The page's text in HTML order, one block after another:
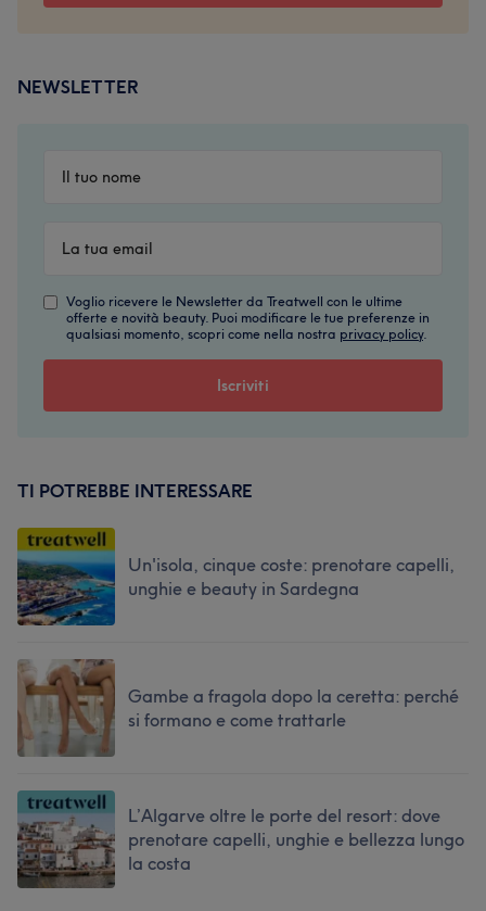
NEWSLETTER
Voglio ricevere le Newsletter da Treatwell con le ultime
offerte e novità beauty. Puoi modificare le tue preferenze in
qualsiasi momento, scopri come nella nostra privacy policy.
TI POTREBBE INTERESSARE
Un'isola, cinque coste: prenotare capelli,
unghie e beauty in Sardegna
Gambe a fragola dopo la ceretta: perché
si formano e come trattarle
L’Algarve oltre le porte del resort: dove
prenotare capelli, unghie e bellezza lungo
la costa